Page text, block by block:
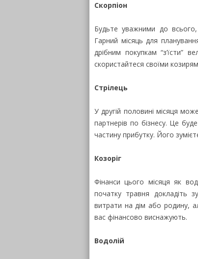
Скорпіон
Будьте уважними до
Гарний місяць для
дрібним покупкам
скористайтеся своїми
Стрілець
У другій половині місяця
партнерів по бізнесу. Це
частину прибутку. Його
Козоріг
Фінанси цього місяця як
початку травня докладіть
витрати на дім або родину,
вас фінансово виснажують.
Водолій